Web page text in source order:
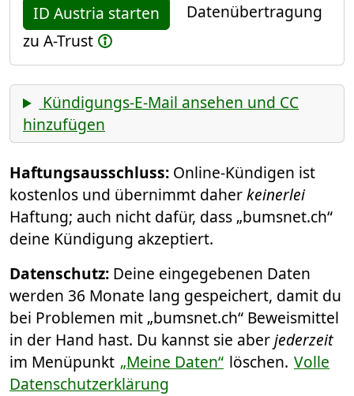
ID Austria starten
Datenübertragung
zu A-Trust
Kündigungs-E-Mail ansehen und CC
hinzufügen
Haftungsausschluss: Online-Kündigen ist
kostenlos und übernimmt daherkeinerlei
Haftung; auch nicht dafür, dass „bumsnet.ch“
deine Kündigung akzeptiert.
Datenschutz: Deine eingegebenen Daten
werden 36 Monate lang gespeichert, damit du
bei Problemen mit „bumsnet.ch“ Beweismittel
in der Hand hast. Du kannst sie aberjederzeit
im Menüpunkt „Meine Daten“ löschen. Volle
Datenschutzerklärung